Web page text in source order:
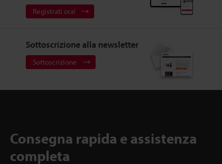
Registrati ora!
Sottoscrizione alla newsletter
Sottoscrizione
Consegna rapida e assistenza
completa